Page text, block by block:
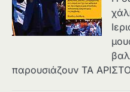
παρουσιάζουν ΤΑ